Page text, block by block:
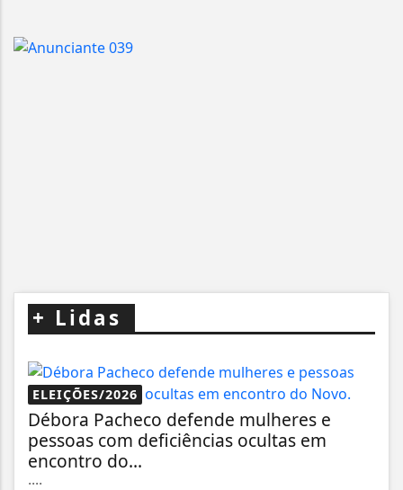
+ Lidas
ELEIÇÕES/2026
Débora Pacheco defende mulheres e
pessoas com deficiências ocultas em
encontro do...
....